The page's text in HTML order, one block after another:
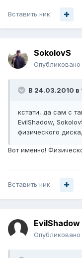
Вставить ник
SokolovS
Опубликовано
В 24.03.2010 в
кстати, да сам с
EvilShadow,
физического
Вот именно!
Вставить ник
EvilShadow
Опубликовано